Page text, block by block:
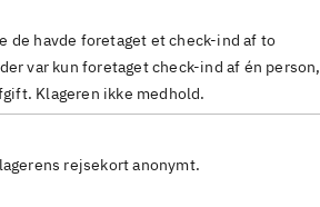
havde foretaget et check-ind af to
var kun foretaget check-ind af én person,
Klageren ikke medhold.
rejsekort anonymt.